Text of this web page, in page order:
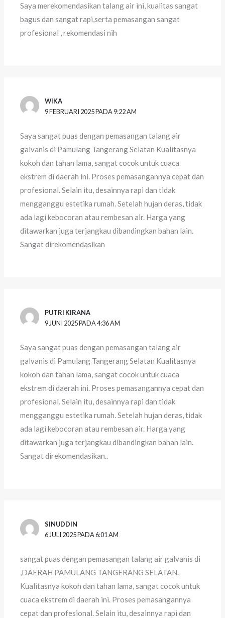
Saya merekomendasikan talang air ini, kualitas sangat
bagus dan sangat rapi,serta pemasangan sangat
profesional , rekomendasi nih
WIKA
9 FEBRUARI 2025 PADA 9:22 AM
Saya sangat puas dengan pemasangan talang air
galvanis di Pamulang Tangerang Selatan Kualitasnya
kokoh dan tahan lama, sangat cocok untuk cuaca
ekstrem di daerah ini. Proses pemasangannya cepat dan
profesional. Selain itu, desainnya rapi dan tidak
mengganggu estetika rumah. Setelah hujan deras, tidak
ada lagi kebocoran atau rembesan air. Harga yang
ditawarkan juga terjangkau dibandingkan bahan lain.
Sangat direkomendasikan
PUTRI KIRANA
9 JUNI 2025 PADA 4:36 AM
Saya sangat puas dengan pemasangan talang air
galvanis di Pamulang Tangerang Selatan Kualitasnya
kokoh dan tahan lama, sangat cocok untuk cuaca
ekstrem di daerah ini. Proses pemasangannya cepat dan
profesional. Selain itu, desainnya rapi dan tidak
mengganggu estetika rumah. Setelah hujan deras, tidak
ada lagi kebocoran atau rembesan air. Harga yang
ditawarkan juga terjangkau dibandingkan bahan lain.
Sangat direkomendasikan..
SINUDDIN
6 JULI 2025 PADA 6:01 AM
sangat puas dengan pemasangan talang air galvanis di
,DAERAH PAMULANG TANGERANG SELATAN.
Kualitasnya kokoh dan tahan lama, sangat cocok untuk
cuaca ekstrem di daerah ini. Proses pemasangannya
cepat dan profesional. Selain itu, desainnya rapi dan